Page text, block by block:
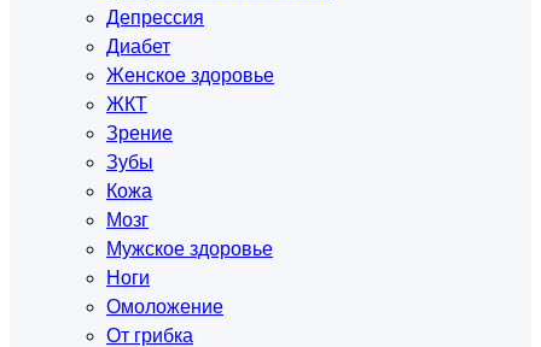
Депрессия
Диабет
Женское здоровье
ЖКТ
Зрение
Зубы
Кожа
Мозг
Мужское здоровье
Ноги
Омоложение
От грибка